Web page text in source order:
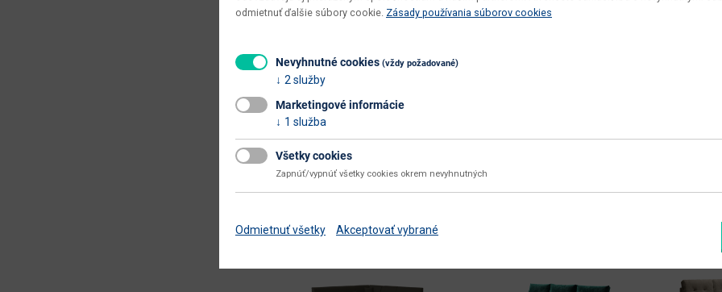
Naše tipy
odmietnuť ďalšie súbory cookie. Zásady používania súborov cookies
Nevyhnutné cookies (vždy požadované)
2 služby
Marketingové informácie
1 služba
Všetky cookies
Zapnúť/vypnúť všetky cookies okrem nevyhnutných
Odmietnuť všetky Akceptovať vybrané